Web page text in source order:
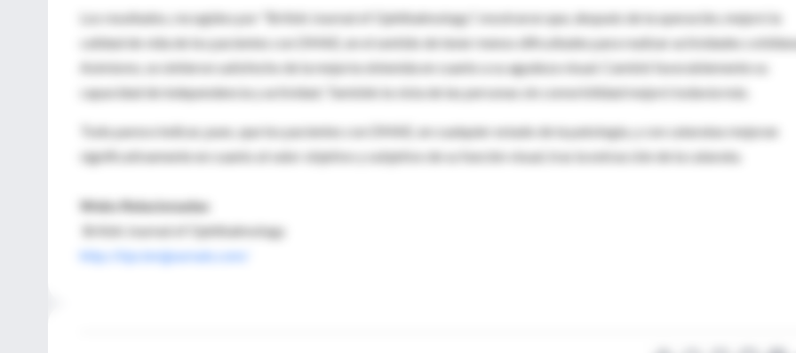
Los resultados, recogidos por "British Journal of Ophthalmology", mostraron que, después de la operación, mejoró la
calidad de vida de los pacientes con DMAE, en el sentido de tener menos dificultades para realizar actividades
Asimismo, se sintieron satisfecho de la mejoría obtenida en cuanto a su agudeza visual. Cambió favorablemente su
capacidad de independencia y actividad. También la vista de las personas sin comorbilidad mejoró todavía más.
Todo parece indicar, pues, que los pacientes con DMAE, en cualquier estado de la patología, y con cataratas mejoran
significativamente en cuanto al valor objetivo y subjetivo de su función visual, tras la extracción de la catarata.
Webs Relacionadas
British Journal of Ophthalmology
http://bjo.bmjjournals.com/